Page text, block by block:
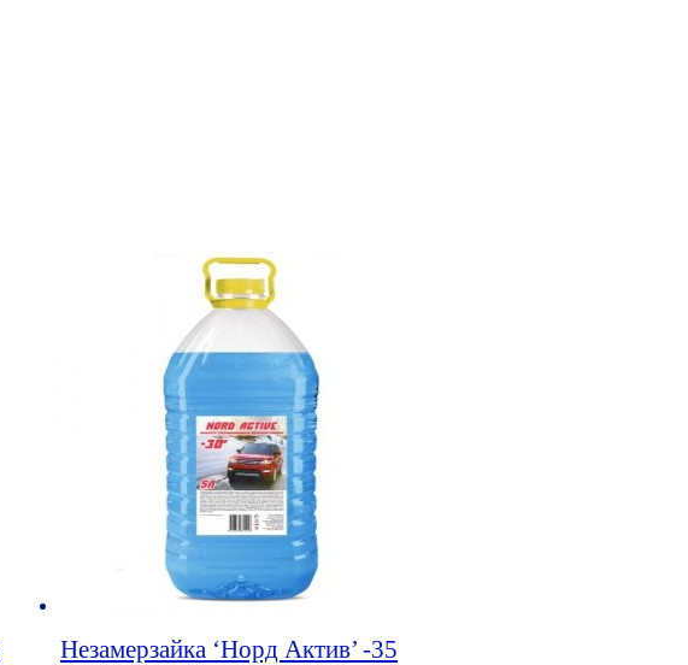
Незамерзайка ‘Норд Актив’ -35